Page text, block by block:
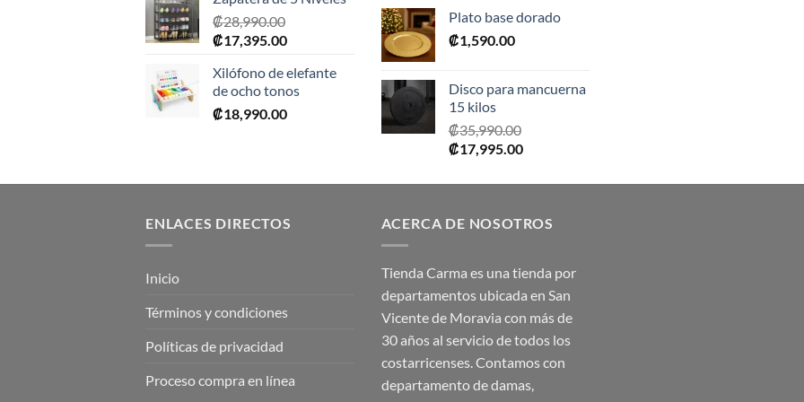
₡28,990.00
El
original
era:
₡28,990.00.
₡17,395.00El
actual
es:
₡17,395.00.
Xilófono de elefante
de ocho tonos
₡18,990.00
original
Plato base dorado
₡1,590.00
Disco para mancuerna
15 kilos
₡35,990.00
El
original
₡35,990.00.
₡17,995.00El
actual
₡17,995.00.
ENLACES DIRECTOS
Inicio
Términos y condiciones
Políticas de privacidad
Proceso compra en línea
ACERCA DE NOSOTROS
Tienda Carma es una tienda por
departamentos ubicada en San
Vicente de Moravia con más de
30 años al servicio de todos los
costarricenses. Contamos con
departamento de damas,